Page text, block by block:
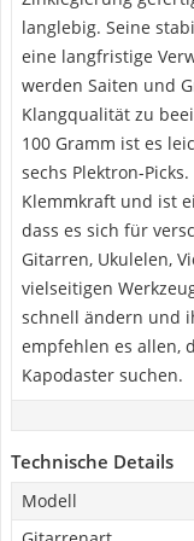
langlebig. Seine
eine langfristige
werden Saiten und
Klangqualität zu
100 Gramm ist es
sechs Plektron-
Klemmkraft und ist
dass es sich für
Gitarren, Ukulelen,
vielseitigen
schnell ändern und
empfehlen es allen,
Kapodaster suchen.
Technische Details
Modell